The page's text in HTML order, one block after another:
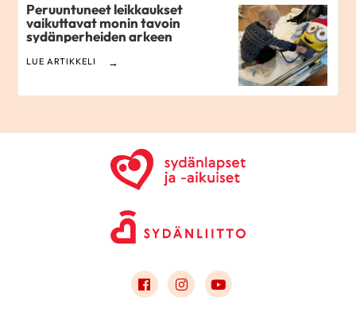
Peruuntuneet leikkaukset
vaikuttavat monin tavoin
sydänperheiden arkeen
LUE ARTIKKELI
Link to facebook
Link to instagram
Link to youtube